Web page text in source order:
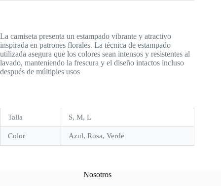
La camiseta presenta un estampado vibrante y atractivo
inspirada en patrones florales. La técnica de estampado
utilizada asegura que los colores sean intensos y resistentes al
lavado, manteniendo la frescura y el diseño intactos incluso
después de múltiples usos
Talla S, M, L
Color Azul, Rosa, Verde
Nosotros